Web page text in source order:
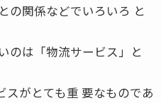
の関係などでいろいろ と
のは「物流サービス」と
がとても重 要なものであ